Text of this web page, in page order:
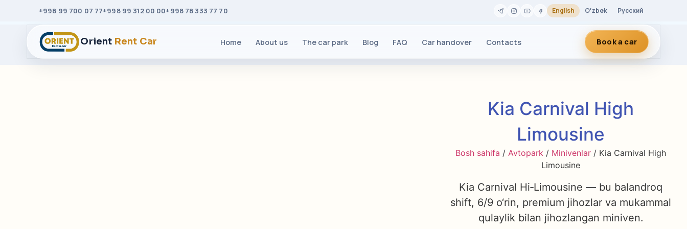
+998 99 700 07 77+998 99 312 00 00+998 78 333 77 70 English Oʻzbek Русский
Orient Rent Car Home About us The car park Blog FAQ Car handover Contacts Book a car
Kia Carnival High
Limousine
Bosh sahifa /Avtopark / Minivenlar / Kia Carnival High
Limousine
Kia Carnival Hi‑Limousine — bu balandroq
shift, 6/9 o‘rin, premium jihozlar va mukammal
qulaylik bilan jihozlangan miniven.